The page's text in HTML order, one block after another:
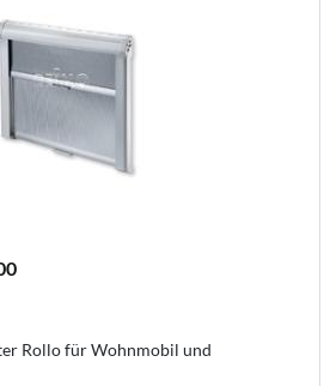
Rollo für Wohnmobil und